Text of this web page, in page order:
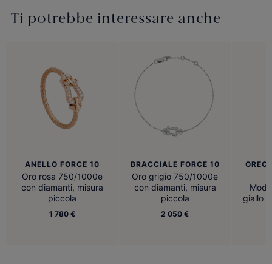
Ti potrebbe interessare anche
ANELLO FORCE 10
Oro rosa 750/1000e
con diamanti, misura
piccola
1 780 €
BRACCIALE FORCE 10
Oro grigio 750/1000e
con diamanti, misura
piccola
2 050 €
giallo